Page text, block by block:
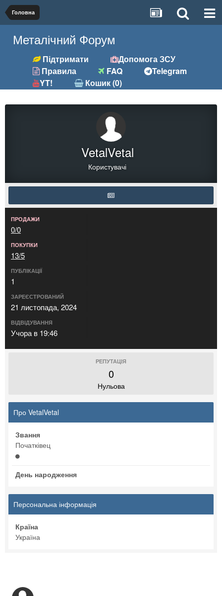
Головна
Металічний Форум
Підтримати
Допомога ЗСУ
Правила
FAQ
Telegram
YT!
Кошик (0)
VetalVetal
Користувачі
ПРОДАЖИ
0/0
ПОКУПКИ
13/5
ПУБЛІКАЦІЇ
1
ЗАРЕЄСТРОВАНИЙ
21 листопада, 2024
ВІДВІДУВАННЯ
Учора в 19:46
РЕПУТАЦІЯ
0
Нульова
Про VetalVetal
Звання
Початківец
День народження
Персональна інформація
Країна
Україна